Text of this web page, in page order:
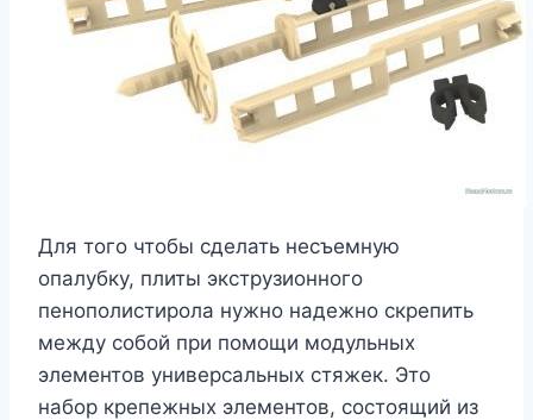
Для того чтобы сделать несъемную
опалубку, плиты экструзионного
пенополистирола нужно надежно скрепить
между собой при помощи модульных
элементов универсальных стяжек. Это
набор крепежных элементов, состоящий из